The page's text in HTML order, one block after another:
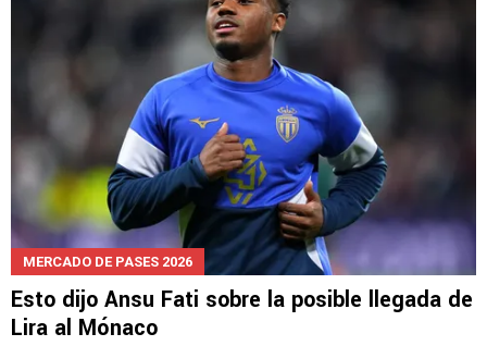
MERCADO DE PASES 2026
Esto dijo Ansu Fati sobre la posible llegada de
Lira al Mónaco